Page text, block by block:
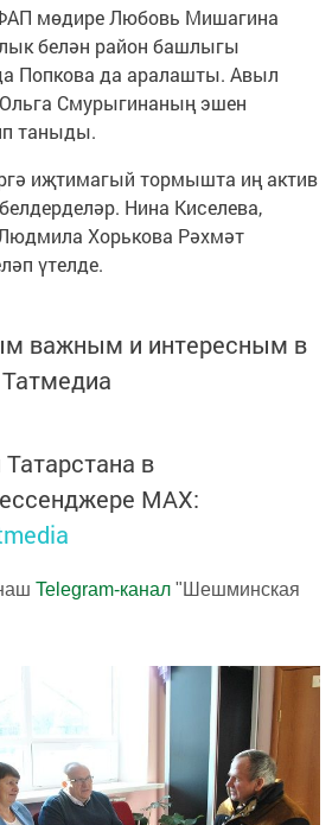
мөдире Любовь Мишагина
белән район башлыгы
Попкова да аралашты. Авыл
Смурыгинаның эшен
таныды.
иҗтимагый тормышта иң актив
Нина Киселева,
Хорькова Рәхмәт
үтелде.
важным и интересным в
Татмедиа
в
MАХ:
Telegram-канал "Шешминская